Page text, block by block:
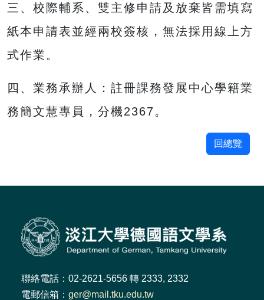
三、校際輔系、雙主修申請及放棄皆需填寫
紙本申請表並經兩校簽核，無法採用線上方
式作業。
四、業務承辦人：註冊課務發展中心學籍業
務簡文慧專員，分機2367。
回總覽
聯絡電話：02-2621-5656 轉 2333, 2332
電郵信箱： ger@mail.tku.edu.tw